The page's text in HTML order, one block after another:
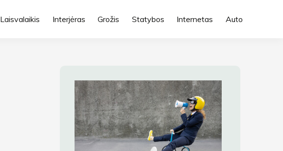
Laisvalaikis Interjėras Grožis Statybos Internetas Auto